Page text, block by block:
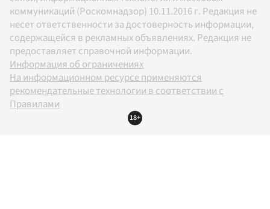
коммуникаций (Роскомнадзор) 10.11.2016 г. Редакция не
несет ответственности за достоверность информации,
содержащейся в рекламных объявлениях. Редакция не
предоставляет справочной информации.
Информация об ограничениях
На информационном ресурсе применяются
рекомендательные технологии в соответствии с
Правилами
18+